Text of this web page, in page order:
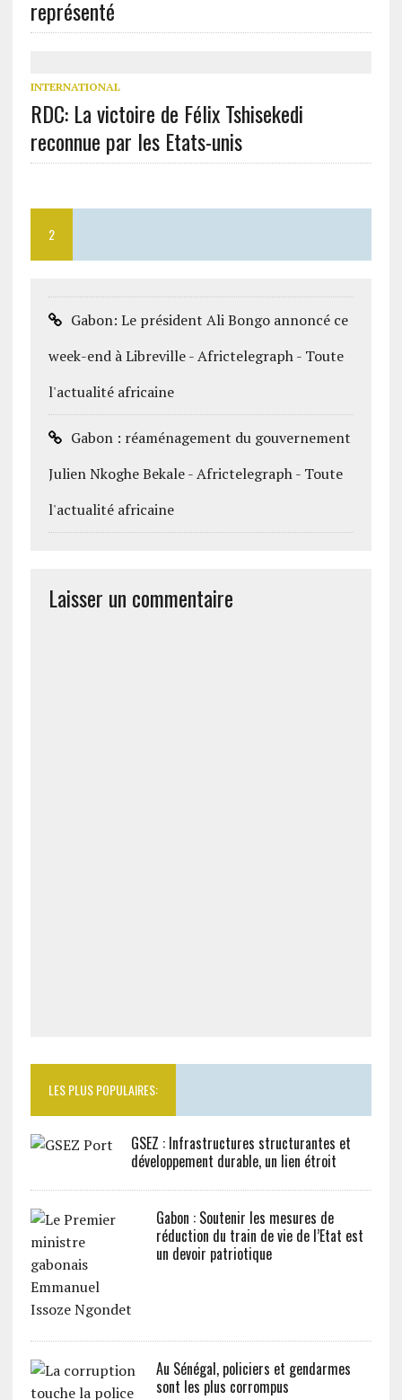
représenté
INTERNATIONAL
RDC: La victoire de Félix Tshisekedi
reconnue par les Etats-unis
2
Gabon: Le président Ali Bongo annoncé ce
week-end à Libreville - Africtelegraph - Toute
l'actualité africaine
Gabon : réaménagement du gouvernement
Julien Nkoghe Bekale - Africtelegraph - Toute
l'actualité africaine
Laisser un commentaire
LES PLUS POPULAIRES:
GSEZ : Infrastructures structurantes et
développement durable, un lien étroit
Gabon : Soutenir les mesures de
réduction du train de vie de l’Etat est
un devoir patriotique
Au Sénégal, policiers et gendarmes
sont les plus corrompus